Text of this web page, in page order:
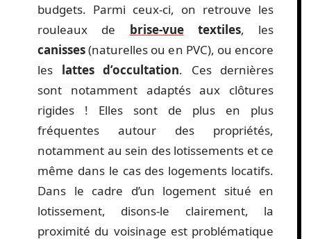
budgets. Parmi ceux-ci, on retrouve les
rouleaux de brise-vue textiles, les
canisses(naturelles ou en PVC), ou encore
les lattes d’occultation. Ces dernières
sont notamment adaptés aux clôtures
rigides ! Elles sont de plus en plus
fréquentes autour des propriétés,
notamment au sein des lotissements et ce
même dans le cas des logements locatifs.
Dans le cadre d’un logement situé en
lotissement, disons-le clairement, la
proximité du voisinage est problématique